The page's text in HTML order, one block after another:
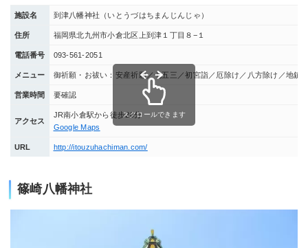
施設名 到津八幡神社（いとうづはちまんじんじゃ）
住所 福岡県北九州市小倉北区上到津１丁目８−１
電話番号 093-561-2051
メニュー 御祈願・お祓い：安産祈願／七五三／初宮詣／厄除け／八方除け／地
営業時間 要確認
アクセス
JR南小倉駅から徒歩20分
Google Maps
URL http://itouzuhachiman.com/
スクロールできます
篠崎八幡神社